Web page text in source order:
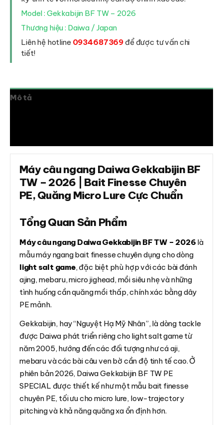
2026
lượng
Model : Gekkabijin BF TW – 2026
Thương hiệu : Daiwa / Japan
Liên hệ hotline 0934687369 để được tư vấn chi
tiết!
Mô tả
Máy câu ngang Daiwa Gekkabijin BF
TW – 2026 | Bait Finesse Chuyên
PE, Quăng Micro Lure Cực Chuẩn
Tổng Quan Sản Phẩm
Máy câu ngang Daiwa Gekkabijin BF TW – 2026 là
mẫu máy ngang bait finesse chuyên dụng cho dòng
light salt game, đặc biệt phù hợp với các bài đánh
ajing, mebaru, micro jighead, mồi siêu nhẹ và những
tình huống cần quăng mồi thấp, chính xác bằng dây
PE mảnh.
Gekkabijin, hay “Nguyệt Hạ Mỹ Nhân”, là dòng tackle
được Daiwa phát triển riêng cho light salt game từ
năm 2005, hướng đến các đối tượng như cá aji,
mebaru và các bài câu ven bờ cần độ tinh tế cao. Ở
phiên bản 2026, Daiwa Gekkabijin BF TW PE
SPECIAL được thiết kế như một mẫu bait finesse
chuyên PE, tối ưu cho micro lure, low-trajectory
pitching và khả năng quăng xa ổn định hơn.